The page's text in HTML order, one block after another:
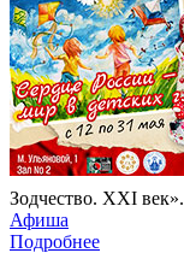
Зодчество. XXI век».
Афиша
Подробнее